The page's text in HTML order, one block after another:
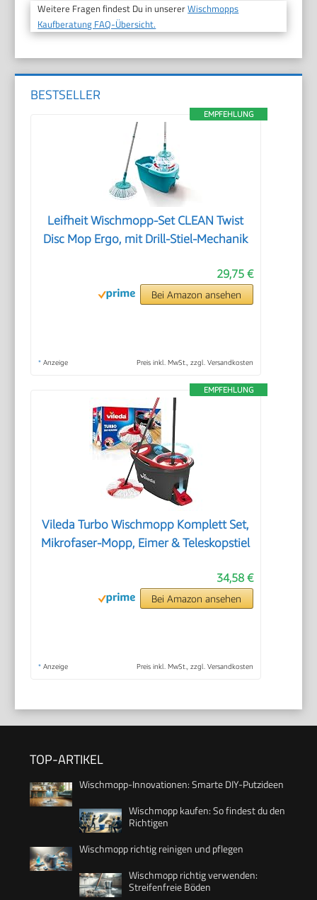
Weitere Fragen findest Du in unsererWischmopps
Kaufberatung FAQ-Übersicht.
BESTSELLER
EMPFEHLUNG
Leifheit Wischmopp-Set CLEAN Twist
Disc Mop Ergo, mit Drill-Stiel-Mechanik
29,75 €
Bei Amazon ansehen
* Anzeige Preis inkl. MwSt., zzgl. Versandkosten
EMPFEHLUNG
Vileda Turbo Wischmopp Komplett Set,
Mikrofaser-Mopp, Eimer & Teleskopstiel
34,58 €
Bei Amazon ansehen
* Anzeige Preis inkl. MwSt., zzgl. Versandkosten
TOP-ARTIKEL
Wischmopp-Innovationen: Smarte DIY-Putzideen
Wischmopp kaufen: So findest du den
Richtigen
Wischmopp richtig reinigen und pflegen
Wischmopp richtig verwenden:
Streifenfreie Böden